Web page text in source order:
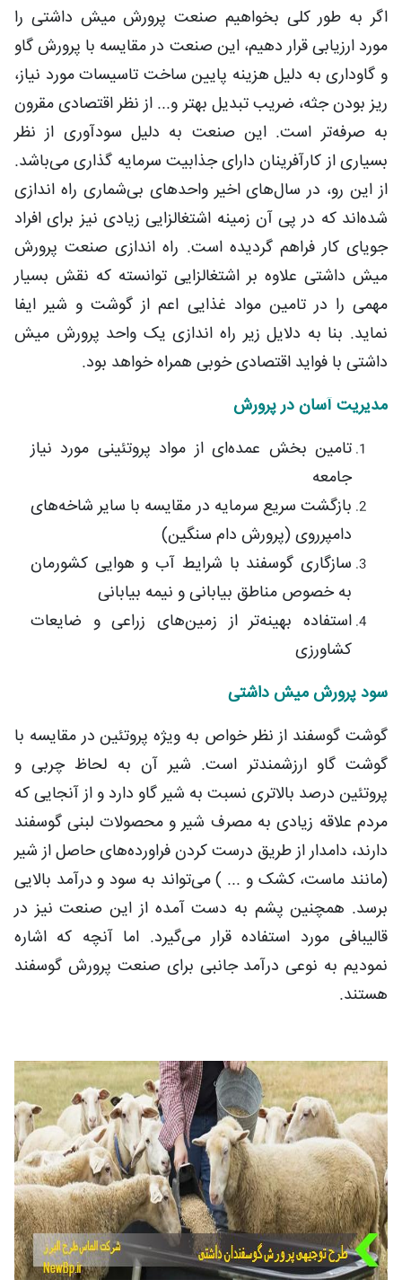
اگر به طور کلی بخواهیم صنعت پرورش میش داشتی را
مورد ارزیابی قرار دهیم، این صنعت در مقایسه با پرورش گاو
و گاوداری به دلیل هزینه پایین ساخت تاسیسات مورد نیاز،
ریز بودن جثه، ضریب تبدیل بهتر و... از نظر اقتصادی مقرون
به صرفه‌تر است. این صنعت به دلیل سودآوری از نظر
بسیاری از کارآفرینان دارای جذابیت سرمایه گذاری می‌باشد.
از این رو، در سال‌های اخیر واحدهای بی‌شماری راه اندازی
شده‌اند که در پی آن زمینه اشتغالزایی زیادی نیز برای افراد
جویای کار فراهم گردیده است. راه اندازی صنعت پرورش
میش داشتی علاوه بر اشتغالزایی توانسته که نقش بسیار
مهمی را در تامین مواد غذایی اعم از گوشت و شیر ایفا
نماید. بنا به دلایل زیر راه اندازی یک واحد پرورش میش
داشتی با فواید اقتصادی خوبی همراه خواهد بود.
مدیریت آسان در پرورش
تامین بخش عمده‌ای از مواد پروتئینی مورد نیاز
جامعه
بازگشت سریع سرمایه در مقایسه با سایر شاخه‌های
دامپرروی (پرورش دام سنگین)
سازگاری گوسفند با شرایط آب و هوایی کشورمان
به خصوص مناطق بیابانی و نیمه بیابانی
استفاده بهینه‌تر از زمین‌های زراعی و ضایعات
کشاورزی
سود پرورش میش داشتی
گوشت گوسفند از نظر خواص به ویژه پروتئین در مقایسه با
گوشت گاو ارزشمندتر است. شیر آن به لحاظ چربی و
پروتئین درصد بالاتری نسبت به شیر گاو دارد و از آنجایی که
مردم علاقه زیادی به مصرف شیر و محصولات لبنی گوسفند
دارند، دامدار از طریق درست کردن فراورده‌های حاصل از شیر
(مانند ماست، کشک و ... ) می‌تواند به سود و درآمد بالایی
برسد. همچنین پشم به دست آمده از این صنعت نیز در
قالیبافی مورد استفاده قرار می‌گیرد. اما آنچه که اشاره
نمودیم به نوعی درآمد جانبی برای صنعت پرورش گوسفند
هستند.